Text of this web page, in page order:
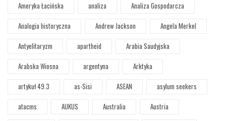
Ameryka Łacińska
analiza
Analiza Gospodarcza
Analogia historyczna
Andrew Jackson
Angela Merkel
Antyelitaryzm
apartheid
Arabia Saudyjska
Arabska Wiosna
argentyna
Arktyka
artykuł 49.3
as-Sisi ASEAN
asylum seekers
atacms
AUKUS Australia
Austria